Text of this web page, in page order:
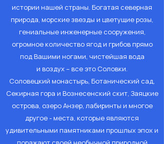
истории нашей страны. Богатая северная
природа, морские звезды и цветущие розы,
гениальные инженерные сооружения,
огромное количество ягод и грибов прямо
под Вашими ногами, чистейшая вода
и воздух – все это Соловки.
Соловецкий монастырь, Ботанический сад,
Секирная гора и Вознесенский скит, Заяцкие
острова, озеро Анзер, лабиринты и многое
другое - места, которые являются
удивительными памятниками прошлых эпох и